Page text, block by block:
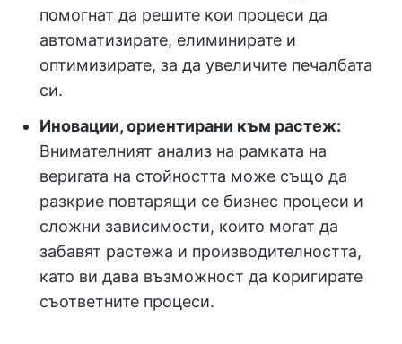
помогнат да решите кои процеси да
автоматизирате, елиминирате и
оптимизирате, за да увеличите печалбата
си.
Иновации, ориентирани към растеж:
Внимателният анализ на рамката на
веригата на стойността може също да
разкрие повтарящи се бизнес процеси и
сложни зависимости, които могат да
забавят растежа и производителността,
като ви дава възможност да коригирате
съответните процеси.